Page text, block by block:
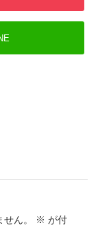
ん。 ※ が付